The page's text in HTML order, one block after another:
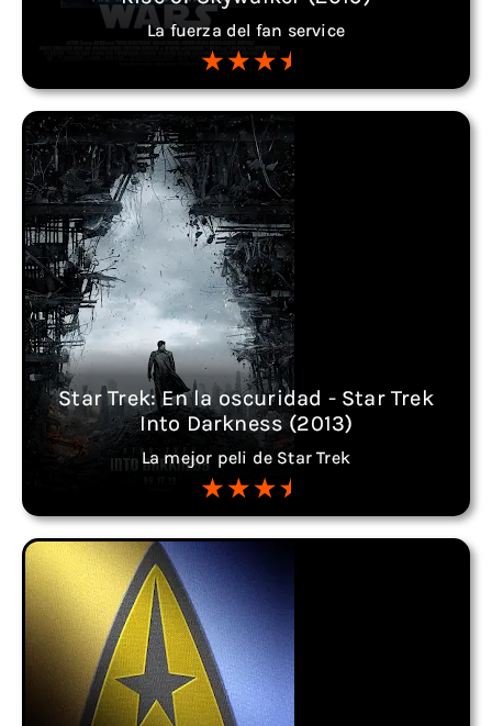
La fuerza del fan service
Star Trek: En la oscuridad - Star Trek
Into Darkness (2013)
La mejor peli de Star Trek